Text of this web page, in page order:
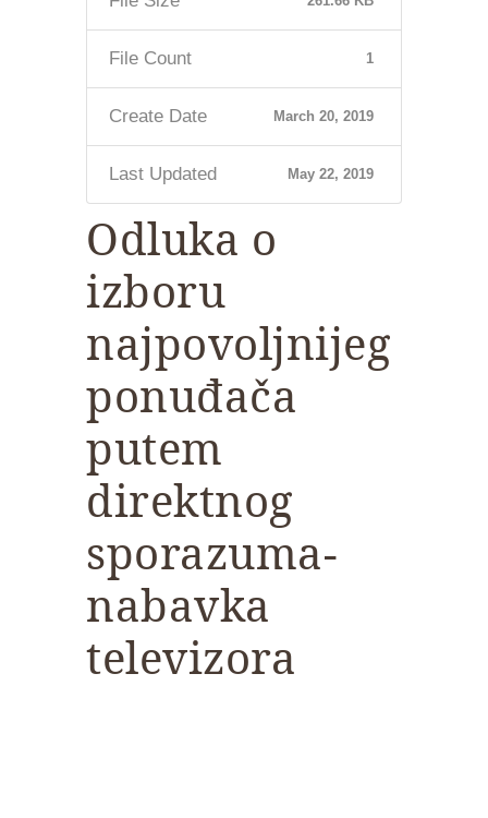
File Count 1
Create Date March 20, 2019
Last Updated May 22, 2019
Odluka o
izboru
najpovoljnijeg
ponuđača
putem
direktnog
sporazuma-
nabavka
televizora